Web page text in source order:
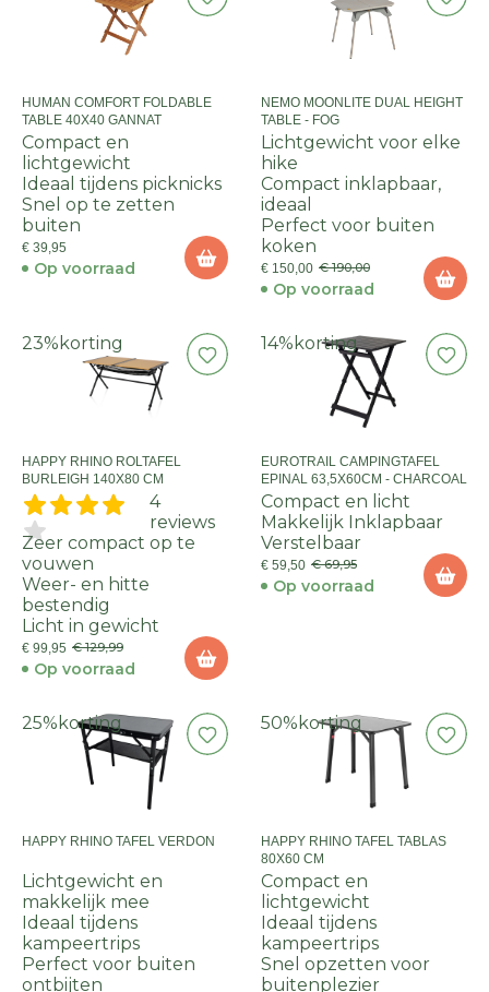
HUMAN COMFORT FOLDABLE
TABLE 40X40 GANNAT
Compact en
lichtgewicht
Ideaal tijdens picknicks
Snel op te zetten
buiten
€ 39,95
Op voorraad
NEMO MOONLITE DUAL HEIGHT
TABLE - FOG
Lichtgewicht voor elke
hike
Compact inklapbaar,
ideaal
Perfect voor buiten
koken
€ 150,00 € 190,00
Op voorraad
23% korting
HAPPY RHINO ROLTAFEL
BURLEIGH 140X80 CM
4
reviews
Zeer compact op te
vouwen
Weer- en hitte
bestendig
Licht in gewicht
€ 99,95 € 129,99
Op voorraad
14% korting
EUROTRAIL CAMPINGTAFEL
EPINAL 63,5X60CM - CHARCOAL
Compact en licht
Makkelijk Inklapbaar
Verstelbaar
€ 59,50 € 69,95
Op voorraad
25% korting
HAPPY RHINO TAFEL VERDON
Lichtgewicht en
makkelijk mee
Ideaal tijdens
kampeertrips
Perfect voor buiten
ontbijten
50% korting
HAPPY RHINO TAFEL TABLAS
80X60 CM
Compact en
lichtgewicht
Ideaal tijdens
kampeertrips
Snel opzetten voor
buitenplezier